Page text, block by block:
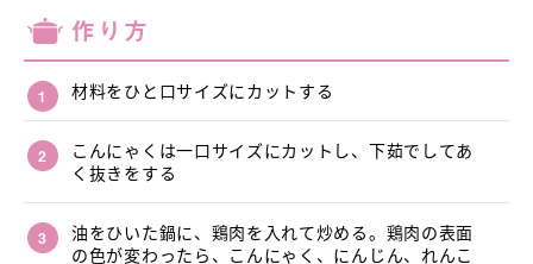
作り方
材料をひと口サイズにカットする
こんにゃくは一口サイズにカットし、下茹でしてあ
く抜きをする
油をひいた鍋に、鶏肉を入れて炒める。鶏肉の表面
の色が変わったら、こんにゃく、にんじん、れんこ